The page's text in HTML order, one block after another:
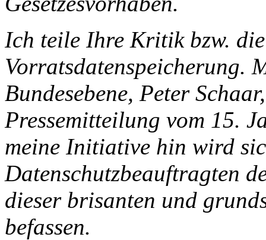
Ich teile Ihre Kritik bzw.
Vorratsdatenspeicherung.
Bundesebene, Peter
Pressemitteilung vom 15.
meine Initiative hin wird
Datenschutzbeauftragten
dieser brisanten und
befassen.